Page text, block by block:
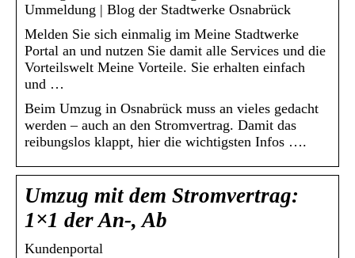
Ummeldung | Blog der Stadtwerke Osnabrück
Melden Sie sich einmalig im Meine Stadtwerke
Portal an und nutzen Sie damit alle Services und die
Vorteilswelt Meine Vorteile. Sie erhalten einfach
und …
Beim Umzug in Osnabrück muss an vieles gedacht
werden – auch an den Stromvertrag. Damit das
reibungslos klappt, hier die wichtigsten Infos ….
Umzug mit dem Stromvertrag:
1×1 der An-, Ab
Kundenportal